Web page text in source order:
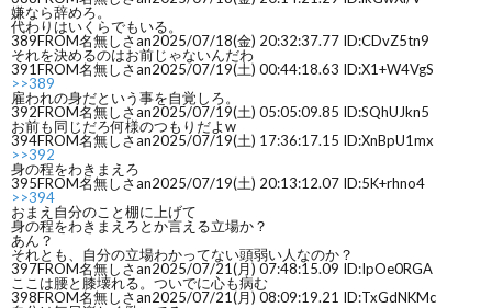
嫌なら辞めろ。
代わりはいくらでもいる。
389FROM名無しさan2025/07/18(金) 20:32:37.77 ID:CDvZ5tn9
それを決めるのはお前じゃないんだわ
391FROM名無しさan2025/07/19(土) 00:44:18.63 ID:X1+W4VgS
>>389
雇われの身だという事を自覚しろ。
392FROM名無しさan2025/07/19(土) 05:05:09.85 ID:SQhUJkn5
お前も同じだろ何様のつもりだよw
394FROM名無しさan2025/07/19(土) 17:36:17.15 ID:XnBpU1mx
>>392
身の程をわきまえろ
395FROM名無しさan2025/07/19(土) 20:13:12.07 ID:5K+rhno4
>>394
おまえ自分のこと棚に上げて
身の程をわきまえろとか言える立場か？
あん？
それとも、自分の立場わかってない頭弱い人なのか？
397FROM名無しさan2025/07/21(月) 07:48:15.09 ID:IpOe0RGA
ここは腰と膝壊れる。ついでに心も病む
398FROM名無しさan2025/07/21(月) 08:09:19.21 ID:TxGdNKMc